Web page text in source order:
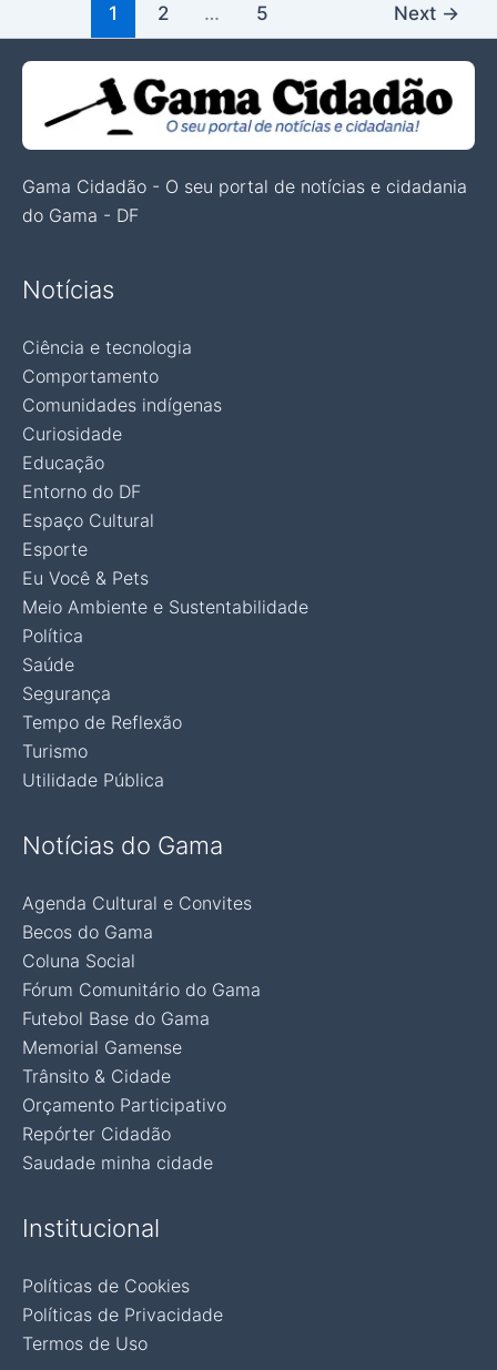
1 2 … 5 Next →
Gama Cidadão - O seu portal de notícias e cidadania
do Gama - DF
Notícias
Ciência e tecnologia
Comportamento
Comunidades indígenas
Curiosidade
Educação
Entorno do DF
Espaço Cultural
Esporte
Eu Você & Pets
Meio Ambiente e Sustentabilidade
Política
Saúde
Segurança
Tempo de Reflexão
Turismo
Utilidade Pública
Notícias do Gama
Agenda Cultural e Convites
Becos do Gama
Coluna Social
Fórum Comunitário do Gama
Futebol Base do Gama
Memorial Gamense
Trânsito & Cidade
Orçamento Participativo
Repórter Cidadão
Saudade minha cidade
Institucional
Políticas de Cookies
Políticas de Privacidade
Termos de Uso